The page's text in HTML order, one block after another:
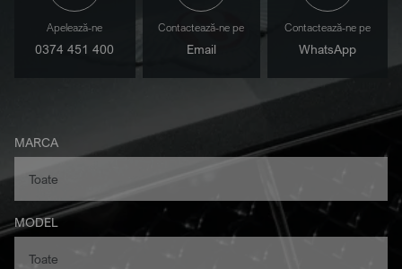
Apelează-ne
0374 451 400
Contactează-ne pe
Email
Contactează-ne pe
WhatsApp
MARCA
MODEL